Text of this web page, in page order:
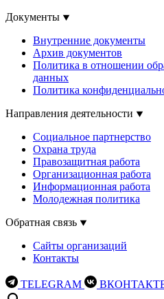
Документы
Внутренние документы
Архив документов
Политика в отношении
данных
Политика
Направления деятельности
Социальное партнерство
Охрана труда
Правозащитная работа
Организационная работа
Информационная работа
Молодежная политика
Обратная связь
Сайты организаций
Контакты
TELEGRAM